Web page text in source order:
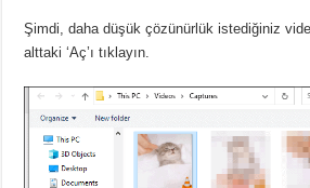
Şimdi, daha düşük çözünürlük istediğiniz
alttaki ‘Aç’ı tıklayın.